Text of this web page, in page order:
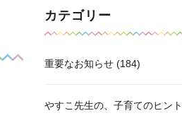
カテゴリー
重要なお知らせ (184)
やすこ先生の、子育てのヒント